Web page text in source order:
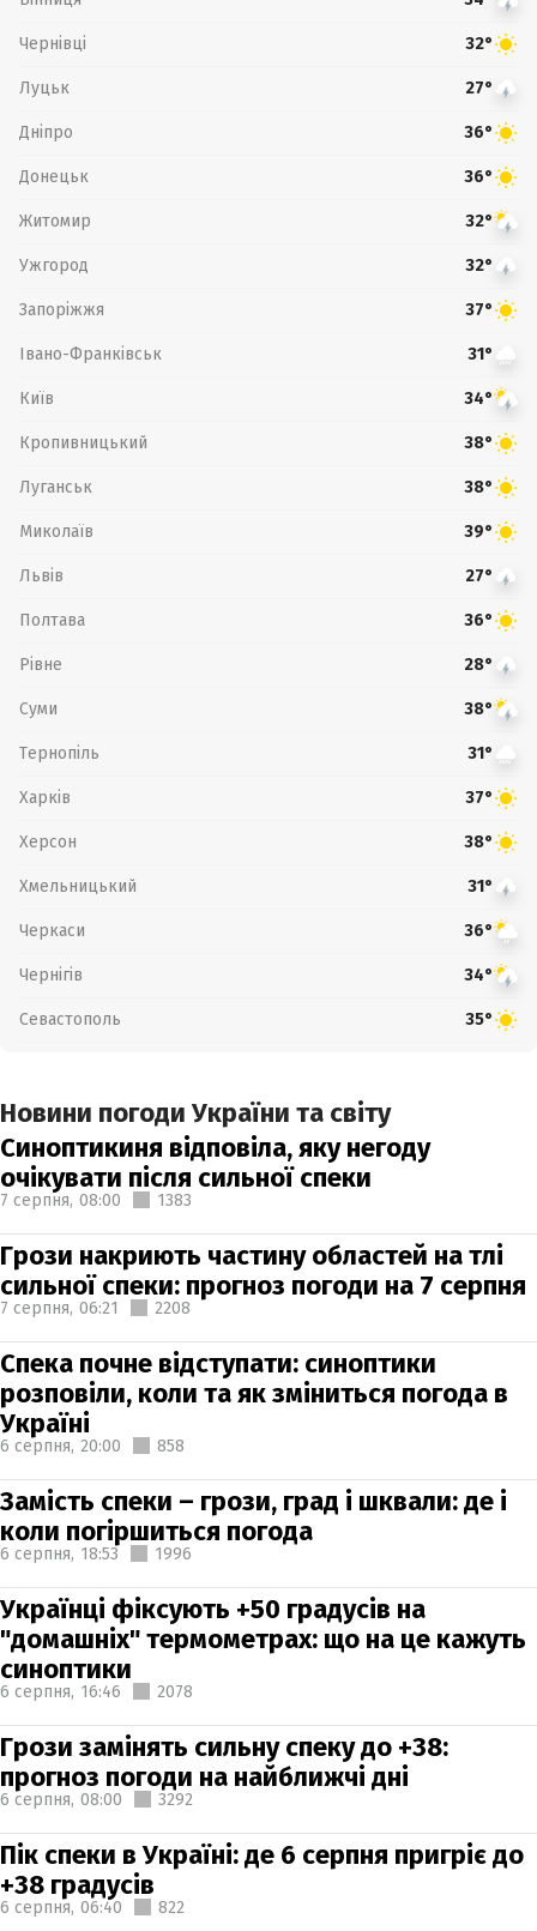
Чернівці 32°
Луцьк 27°
Дніпро 36°
Донецьк 36°
Житомир 32°
Ужгород 32°
Запоріжжя 37°
Івано-Франківськ 31°
Київ 34°
Кропивницький 38°
Луганськ 38°
Миколаїв 39°
Львів 27°
Полтава 36°
Рівне 28°
Суми 38°
Тернопіль 31°
Харків 37°
Херсон 38°
Хмельницький 31°
Черкаси 36°
Чернігів 34°
Севастополь 35°
Новини погоди України та світу
Синоптикиня відповіла, яку негоду
очікувати після сильної спеки
7 серпня, 08:00 1383
Грози накриють частину областей на тлі
сильної спеки: прогноз погоди на 7 серпня
7 серпня, 06:21 2208
Спека почне відступати: синоптики
розповіли, коли та як зміниться погода в
Україні
6 серпня, 20:00 858
Замість спеки – грози, град і шквали: де і
коли погіршиться погода
6 серпня, 18:53 1996
Українці фіксують +50 градусів на
"домашніх" термометрах: що на це кажуть
синоптики
6 серпня, 16:46 2078
Грози замінять сильну спеку до +38:
прогноз погоди на найближчі дні
6 серпня, 08:00 3292
Пік спеки в Україні: де 6 серпня пригріє до
+38 градусів
6 серпня, 06:40 822